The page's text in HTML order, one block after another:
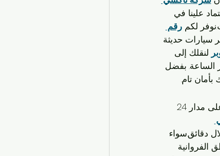
علينا في
لكم رقم
سيارات حديثة
لنقلك إلى
الساعة. بفضل
بأمان تام.
دقائق.سواء
الفروانية